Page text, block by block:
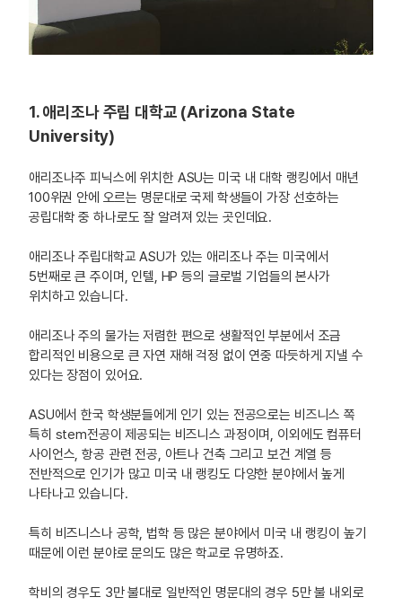
1. 애리조나 주립 대학교 (Arizona State
University)
애리조나주 피닉스에 위치한 ASU는 미국 내 대학 랭킹에서 매년
100위권 안에 오르는 명문대로 국제 학생들이 가장 선호하는
공립대학 중 하나로도 잘 알려져 있는 곳인데요.
애리조나 주립대학교 ASU가 있는 애리조나 주는 미국에서
5번째로 큰 주이며, 인텔, HP 등의 글로벌 기업들의 본사가
위치하고 있습니다.
애리조나 주의 물가는 저렴한 편으로 생활적인 부분에서 조금
합리적인 비용으로 큰 자연 재해 걱정 없이 연중 따듯하게 지낼 수
있다는 장점이 있어요.
ASU에서 한국 학생분들에게 인기 있는 전공으로는 비즈니스 쪽
특히 stem전공이 제공되는 비즈니스 과정이며, 이외에도 컴퓨터
사이언스, 항공 관련 전공, 아트나 건축 그리고 보건 계열 등
전반적으로 인기가 많고 미국 내 랭킹도 다양한 분야에서 높게
나타나고 있습니다.
특히 비즈니스나 공학, 법학 등 많은 분야에서 미국 내 랭킹이 높기
때문에 이런 분야로 문의도 많은 학교로 유명하죠.
학비의 경우도 3만 불대로 일반적인 명문대의 경우 5만 불 내외로